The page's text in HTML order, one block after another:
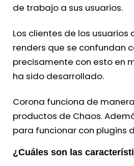
de trabajo a sus usuarios.
Los clientes de los usuarios
renders que se confundan
precisamente con esto en
ha sido desarrollado.
Corona funciona de
productos de Chaos.
para funcionar con plugins
¿Cuáles son las